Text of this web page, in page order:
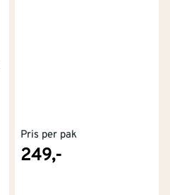
Pris per pak
249,-